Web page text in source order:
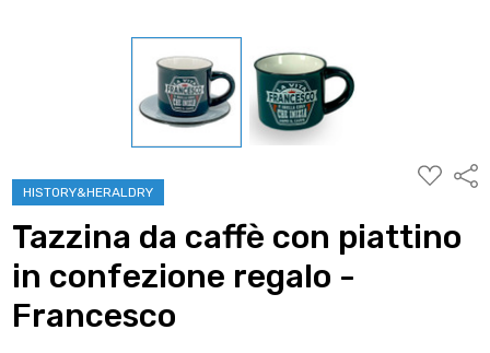
HISTORY&HERALDRY
ALLA
Tazzina da caffè con piattino
in confezione regalo -
Francesco